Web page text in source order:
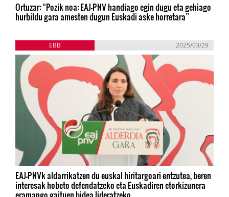
Ortuzar: “Pozik noa: EAJ-PNV handiago egin dugu eta gehiago
hurbildu gara amesten dugun Euskadi aske horretara”
EBB 2025/03/29
EAJ-PNVk aldarrikatzen du euskal hiritargoari entzutea, beren
interesak hobeto defendatzeko eta Euskadiren etorkizunera